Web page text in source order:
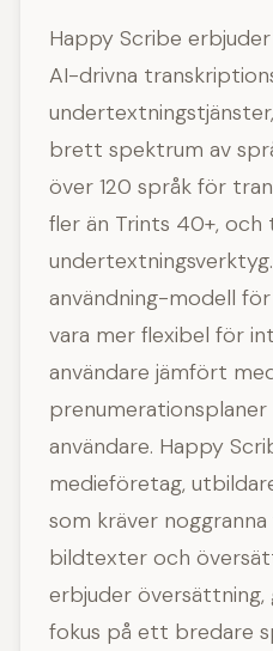
Happy Scribe
AI-drivna
brett spektrum av
över 120 språk för
fler än Trints 40+, och
användning-modell
vara mer flexibel för
användare jämfört
användare. Happy
medieföretag,
som kräver noggranna
bildtexter och
erbjuder översättning,
fokus på ett bredare